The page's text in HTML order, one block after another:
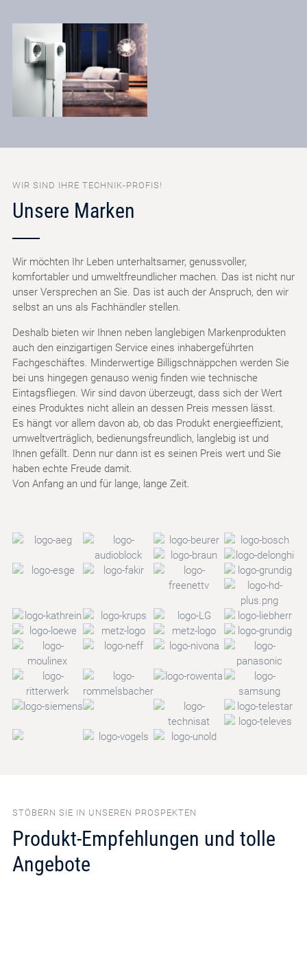
WIR SIND IHRE TECHNIK-PROFIS!
Unsere Marken
Wir möchten Ihr Leben unterhaltsamer, genussvoller,
komfortabler und umweltfreundlicher machen. Das ist nicht nur
unser Versprechen an Sie. Das ist auch der Anspruch, den wir
selbst an uns als Fachhändler stellen.
Deshalb bieten wir Ihnen neben langlebigen Markenprodukten
auch den einzigartigen Service eines inhabergeführten
Fachgeschäftes. Minderwertige Billigschnäppchen werden Sie
bei uns hingegen genauso wenig finden wie technische
Eintagsfliegen. Wir sind davon überzeugt, dass sich der Wert
eines Produktes nicht allein an dessen Preis messen lässt.
Es hängt vor allem davon ab, ob das Produkt energieeffizient,
umweltverträglich, bedienungsfreundlich, langlebig ist und
Ihnen gefällt. Denn nur dann ist es seinen Preis wert und Sie
haben echte Freude damit.
Von Anfang an und für lange, lange Zeit.
STÖBERN SIE IN UNSEREN PROSPEKTEN
Produkt-Empfehlungen und tolle
Angebote